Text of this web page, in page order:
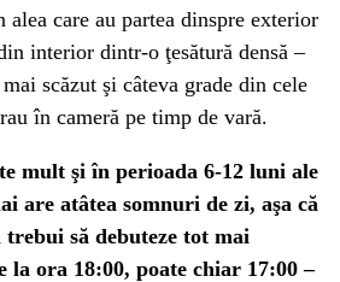
alea care au partea dinspre exterior
interior dintr-o ţesătură densă –
scăzut şi câteva grade din cele
în cameră pe timp de vară.
mult şi în perioada 6-12 luni ale
are atâtea somnuri de zi, aşa că
trebui să debuteze tot mai
la ora 18:00, poate chiar 17:00 –